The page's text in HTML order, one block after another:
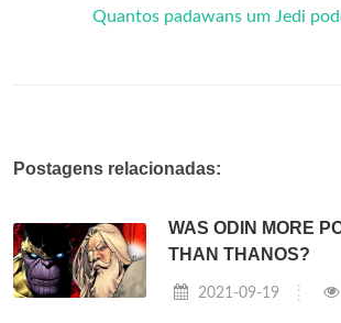
Quantos padawans um Jedi
Postagens relacionadas:
WAS ODIN MORE
THAN THANOS?
2021-09-19